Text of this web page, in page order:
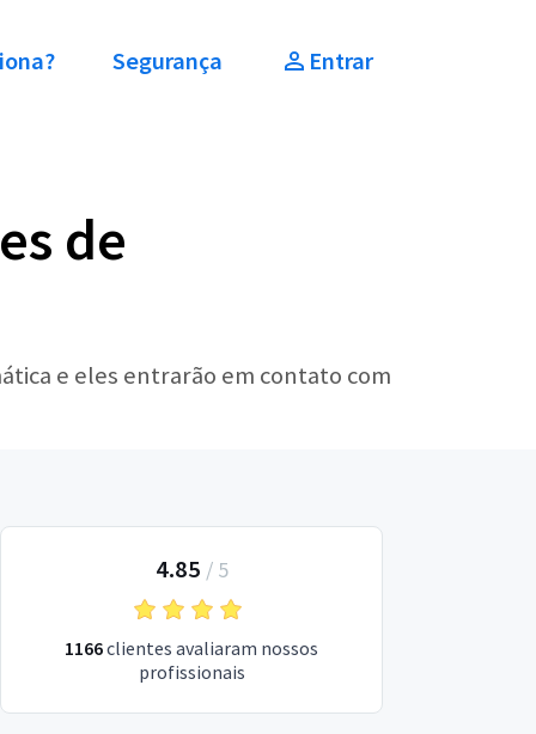
Segurança Entrar
de
e eles entrarão em contato com
4.85 / 5
1166clientes avaliaram nossos
profissionais